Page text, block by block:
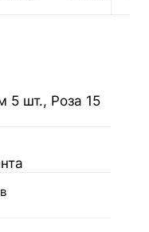
5 шт., Роза 15